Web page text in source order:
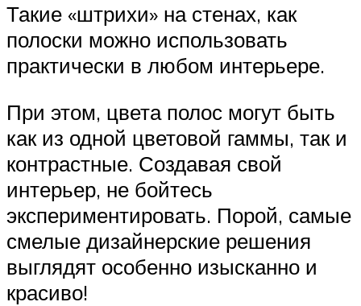
Такие «штрихи» на стенах, как
полоски можно использовать
практически в любом интерьере.
При этом, цвета полос могут быть
как из одной цветовой гаммы, так и
контрастные. Создавая свой
интерьер, не бойтесь
экспериментировать. Порой, самые
смелые дизайнерские решения
выглядят особенно изысканно и
красиво!